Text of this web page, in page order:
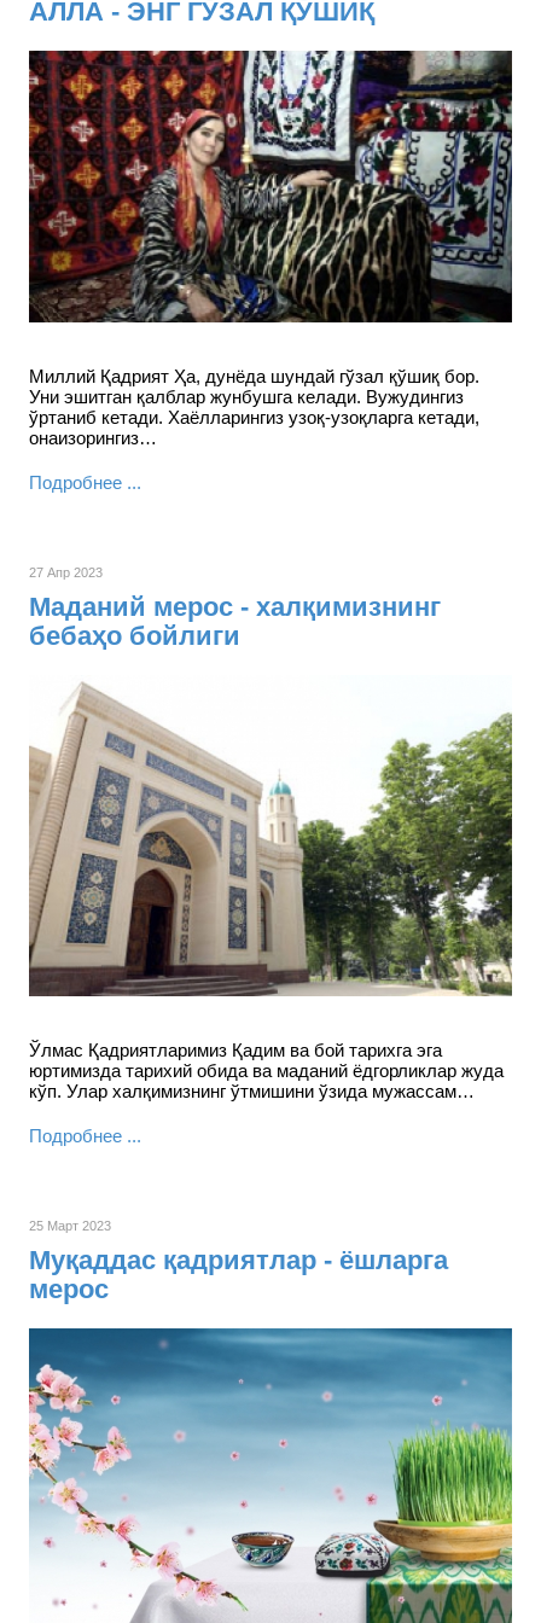
АЛЛА - ЭНГ ГЎЗАЛ ҚЎШИҚ
Миллий Қадрият Ҳа, дунёда шундай гўзал қўшиқ бор.
Уни эшитган қалблар жунбушга келади. Вужудингиз
ўртаниб кетади. Хаёлларингиз узоқ-узоқларга кетади,
онаизорингиз…
Подробнее ...
27 Апр 2023
Маданий мерос - халқимизнинг
бебаҳо бойлиги
Ўлмас Қадриятларимиз Қадим ва бой тарихга эга
юртимизда тарихий обида ва маданий ёдгорликлар жуда
кўп. Улар халқимизнинг ўтмишини ўзида мужассам…
Подробнее ...
25 Март 2023
Муқаддас қадриятлар - ёшларга
мерос